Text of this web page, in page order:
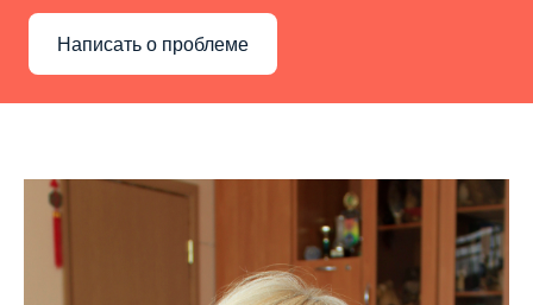
Написать о проблеме